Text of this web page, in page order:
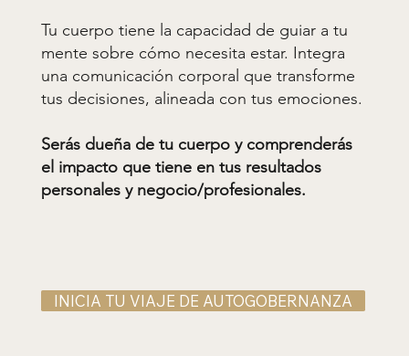
Tu cuerpo tiene la capacidad de guiar a tu
mente sobre cómo necesita estar. Integra
una comunicación corporal que transforme
tus decisiones, alineada con tus emociones.
Serás dueña de tu cuerpo y comprenderás
el impacto que tiene en tus resultados
personales y negocio/profesionales.
INICIA TU VIAJE DE AUTOGOBERNANZA